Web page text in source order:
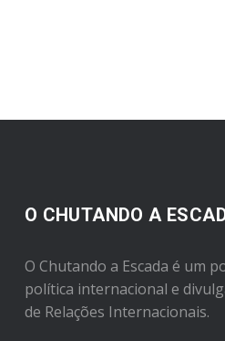
O CHUTANDO A
O Chutando a Escada é um
política internacional e
de Relações Internacionais.